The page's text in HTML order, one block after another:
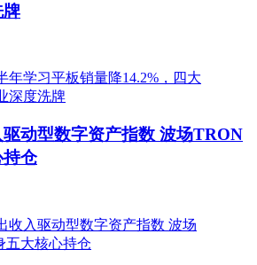
牌
动型数字资产指数 波场TRON
持仓